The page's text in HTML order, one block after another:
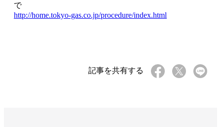
で
http://home.tokyo-gas.co.jp/procedure/index.html
記事を共有する